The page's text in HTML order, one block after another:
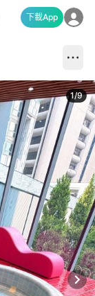
下載App
1/9